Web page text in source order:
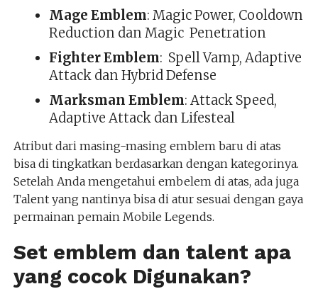
Mage Emblem: Magic Power, Cooldown
Reduction dan Magic Penetration
Fighter Emblem: Spell Vamp, Adaptive
Attack dan Hybrid Defense
Marksman Emblem: Attack Speed,
Adaptive Attack dan Lifesteal
Atribut dari masing-masing emblem baru di atas
bisa di tingkatkan berdasarkan dengan kategorinya.
Setelah Anda mengetahui embelem di atas, ada juga
Talent yang nantinya bisa di atur sesuai dengan gaya
permainan pemain Mobile Legends.
Set emblem dan talent apa
yang cocok Digunakan?